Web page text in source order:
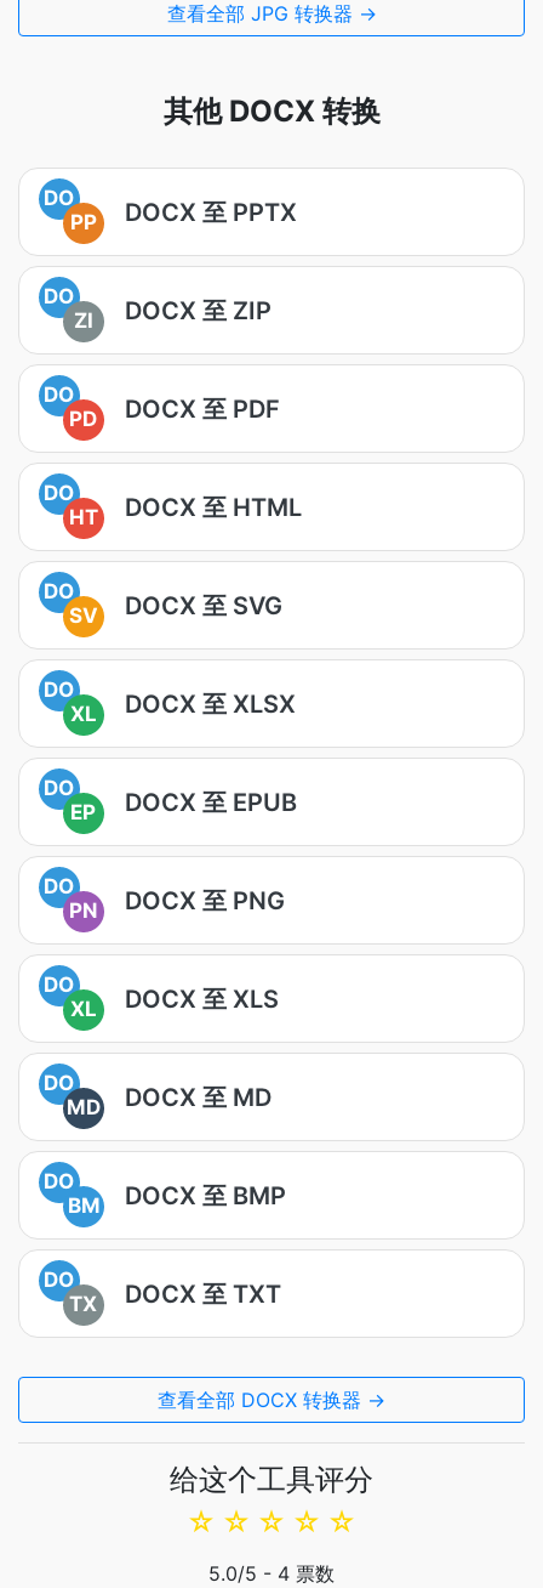
查看全部 JPG 转换器 →
其他 DOCX 转换
DO
PP
DOCX 至 PPTX
DO
ZI
DOCX 至 ZIP
DO
PD
DOCX 至 PDF
DO
HT
DOCX 至 HTML
DO
SV
DOCX 至 SVG
DO
XL
DOCX 至 XLSX
DO
EP
DOCX 至 EPUB
DO
PN
DOCX 至 PNG
DO
XL
DOCX 至 XLS
DO
MD
DOCX 至 MD
DO
BM
DOCX 至 BMP
DO
TX
DOCX 至 TXT
查看全部 DOCX 转换器 →
给这个工具评分
☆
☆
☆
☆
☆
5.0/5 - 4 票数